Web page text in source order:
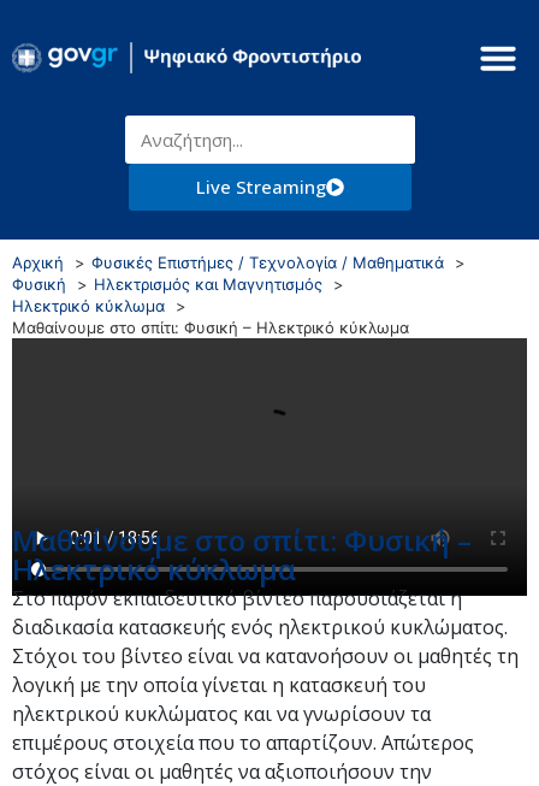
Live Streaming
Αρχική
Φυσικές Επιστήμες / Τεχνολογία / Μαθηματικά
Φυσική
Ηλεκτρισμός και Μαγνητισμός
Ηλεκτρικό κύκλωμα
Μαθαίνουμε στο σπίτι: Φυσική – Ηλεκτρικό κύκλωμα
Μαθαίνουμε στο σπίτι: Φυσική –
Ηλεκτρικό κύκλωμα
Στο παρόν εκπαιδευτικό βίντεο παρουσιάζεται η
διαδικασία κατασκευής ενός ηλεκτρικού κυκλώματος.
Στόχοι του βίντεο είναι να κατανοήσουν οι μαθητές τη
λογική με την οποία γίνεται η κατασκευή του
ηλεκτρικού κυκλώματος και να γνωρίσουν τα
επιμέρους στοιχεία που το απαρτίζουν. Απώτερος
στόχος είναι οι μαθητές να αξιοποιήσουν την